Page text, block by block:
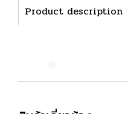
Product description